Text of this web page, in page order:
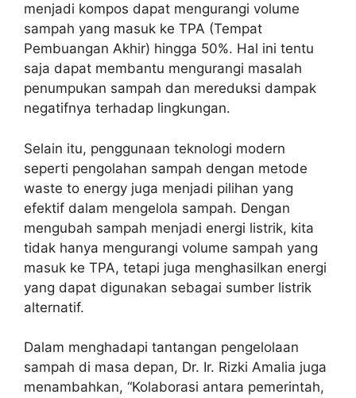
menjadi kompos dapat mengurangi volume
sampah yang masuk ke TPA (Tempat
Pembuangan Akhir) hingga 50%. Hal ini tentu
saja dapat membantu mengurangi masalah
penumpukan sampah dan mereduksi dampak
negatifnya terhadap lingkungan.
Selain itu, penggunaan teknologi modern
seperti pengolahan sampah dengan metode
waste to energy juga menjadi pilihan yang
efektif dalam mengelola sampah. Dengan
mengubah sampah menjadi energi listrik, kita
tidak hanya mengurangi volume sampah yang
masuk ke TPA, tetapi juga menghasilkan energi
yang dapat digunakan sebagai sumber listrik
alternatif.
Dalam menghadapi tantangan pengelolaan
sampah di masa depan, Dr. Ir. Rizki Amalia juga
menambahkan, “Kolaborasi antara pemerintah,